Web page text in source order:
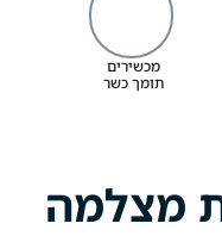
מכשירים
תומך כשר
מצלמה